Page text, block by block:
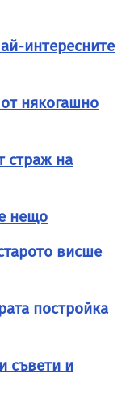
интересните
някогашно
страж на
нещо
висше
постройка
съвети и